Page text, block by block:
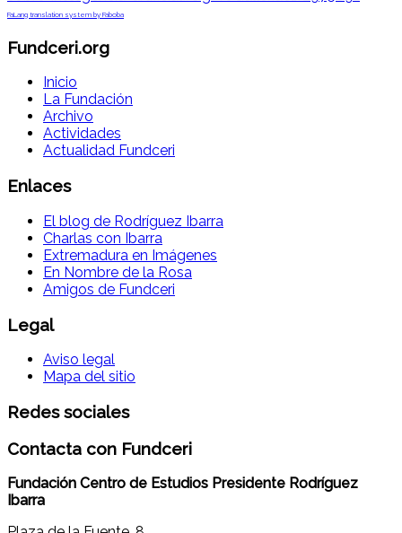
FaLang translation system by Faboba
Fundceri.org
Inicio
La Fundación
Archivo
Actividades
Actualidad Fundceri
Enlaces
El blog de Rodríguez Ibarra
Charlas con Ibarra
Extremadura en Imágenes
En Nombre de la Rosa
Amigos de Fundceri
Legal
Aviso legal
Mapa del sitio
Redes sociales
Contacta con Fundceri
Fundación Centro de Estudios Presidente Rodríguez
Ibarra